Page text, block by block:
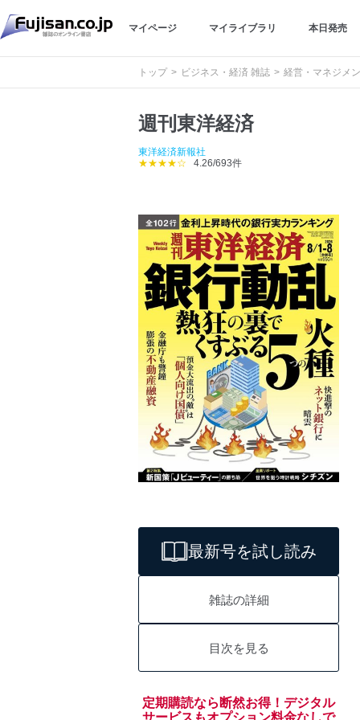
マイページ マイライブラリ 本日発売
トップ ビジネス・経済 雑誌 経営・マネジメ
週刊東洋経済
東洋経済新報社
★★★★☆
4.26/693件
最新号を試し読み
雑誌の詳細
目次を見る
定期購読なら断然お得！デジタル